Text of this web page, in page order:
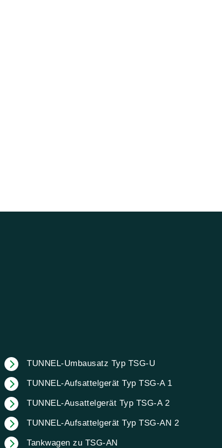
TUNNEL-Umbausatz Typ TSG-U
TUNNEL-Aufsattelgerät Typ TSG-A 1
TUNNEL-Ausattelgerät Typ TSG-A 2
TUNNEL-Aufsattelgerät Typ TSG-AN 2
Tankwagen zu TSG-AN